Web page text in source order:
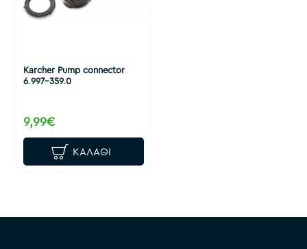
Karcher Pump connector
6.997-359.0
9,99€
ΚΑΛΆΘΙ